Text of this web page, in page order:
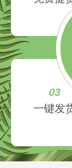
03
一键发